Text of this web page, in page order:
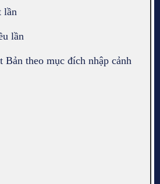
lần
lần
Bản theo mục đích nhập cảnh